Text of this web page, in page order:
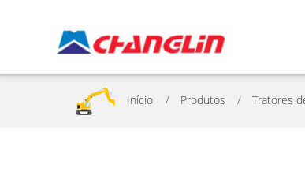
Início Produtos Tratores